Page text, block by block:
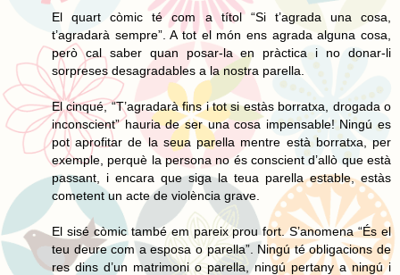
El quart còmic té com a títol “Si t’agrada una cosa,
t’agradarà sempre”. A tot el món ens agrada alguna cosa,
però cal saber quan posar-la en pràctica i no donar-li
sorpreses desagradables a la nostra parella.
El cinqué, “T’agradarà fins i tot si estàs borratxa, drogada o
inconscient” hauria de ser una cosa impensable! Ningú es
pot aprofitar de la seua parella mentre està borratxa, per
exemple, perquè la persona no és conscient d’allò que està
passant, i encara que siga la teua parella estable, estàs
cometent un acte de violència grave.
El sisé còmic també em pareix prou fort. S’anomena “És el
teu deure com a esposa o parella”. Ningú té obligacions de
res dins d’un matrimoni o parella, ningú pertany a ningú i